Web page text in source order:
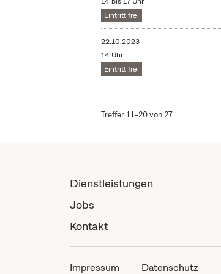
Eintritt frei
22.10.2023
14 Uhr
Eintritt frei
Treffer 11–20 von 27
Dienstleistungen
Jobs
Kontakt
Impressum Datenschutz